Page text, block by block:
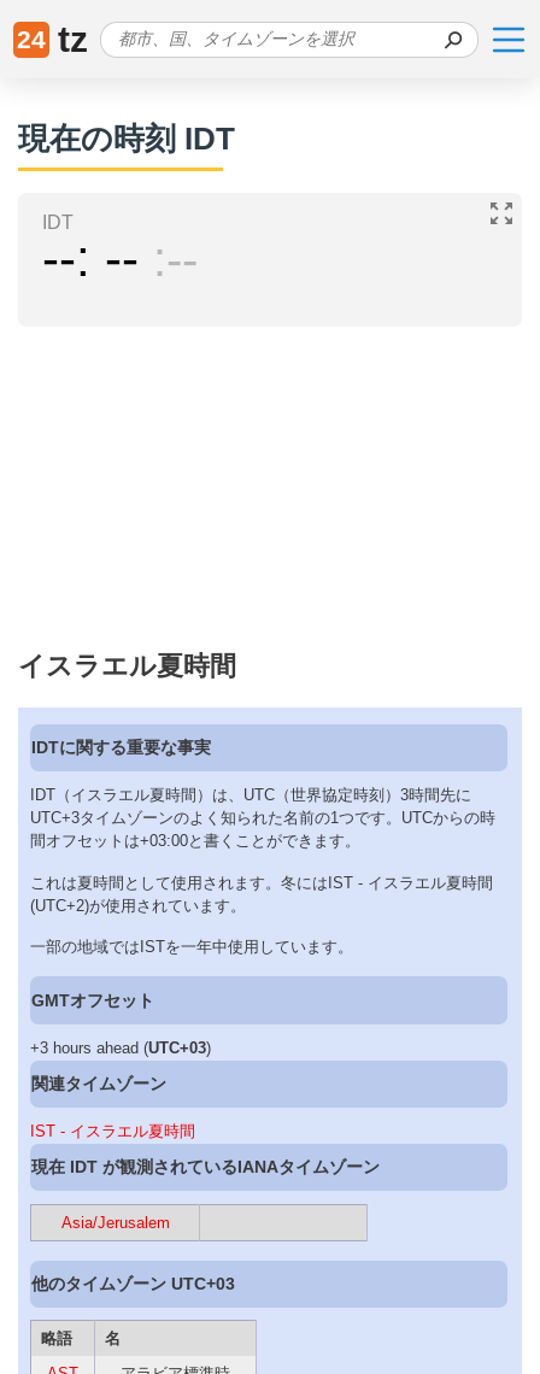
24 tz
現在の時刻 IDT
IDT
-- -- --
イスラエル夏時間
IDTに関する重要な事実
IDT（イスラエル夏時間）は、UTC（世界協定時刻）3時間先に
UTC+3タイムゾーンのよく知られた名前の1つです。UTCからの時
間オフセットは+03:00と書くことができます。
これは夏時間として使用されます。冬にはIST - イスラエル夏時間
(UTC+2)が使用されています。
一部の地域ではISTを一年中使用しています。
GMTオフセット
+3 hours ahead (UTC+03)
関連タイムゾーン
IST - イスラエル夏時間
現在 IDT が観測されているIANAタイムゾーン
Asia/Jerusalem
他のタイムゾーン UTC+03
略語
名